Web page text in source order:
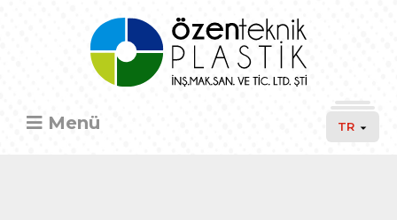
Menü TR